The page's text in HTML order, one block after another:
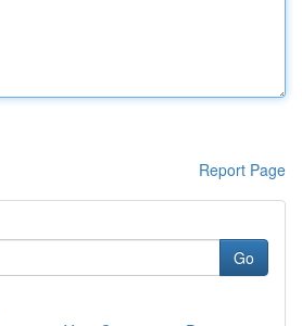
Report Page
Go